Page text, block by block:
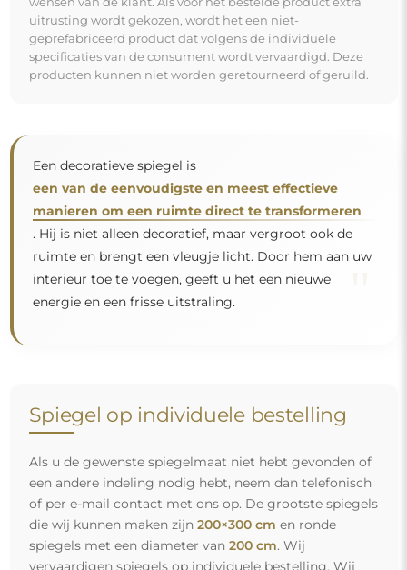
Spiegel op individuele bestelling
Als u de gewenste spiegelmaat niet hebt gevonden of
spiegels met een diameter van
vervaardigen spiegels op individuele bestelling. Wij
nodigen u uit om uw aanvraag samen met het
ontwerp te sturen naar het e-mailadres:
winkel@alfaram.nl
Gratis levering en veilig transport
zorgen ervoor dat de spiegel die u heeft besteld veilig bij u
aankomt, en dat volledig kosteloos. Wij beschikken over
ons eigen wagenpark en opgeleid personeel, daarom
kunnen wij u garanderen dat de spiegel in perfecte staat
aankomt, zonder bijkomende kosten. Zelfs als u een
spiegel met grote afmetingen bestelt, kunt u rekenen op